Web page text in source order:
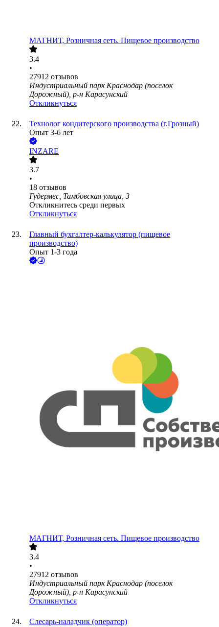
МАГНИТ, Розничная сеть. Пищевое производство
3.4
•
27912 отзывов
Индустриальный парк Краснодар (поселок
Дорожный), р-н Карасунский
Откликнуться
Технолог кондитерского производства (г.Грозный)
Опыт 3-6 лет
INZARE
3.7
•
18 отзывов
Гудермес, Тамбовская улица, 3
Откликнитесь среди первых
Откликнуться
Главный бухгалтер-калькулятор (пищевое
производство)
Опыт 1-3 года
МАГНИТ, Розничная сеть. Пищевое производство
3.4
•
27912 отзывов
Индустриальный парк Краснодар (поселок
Дорожный), р-н Карасунский
Откликнуться
Слесарь-наладчик (оператор)